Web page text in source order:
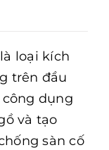
loại kích
trên đầu
dụng
và tạo
sàn cố